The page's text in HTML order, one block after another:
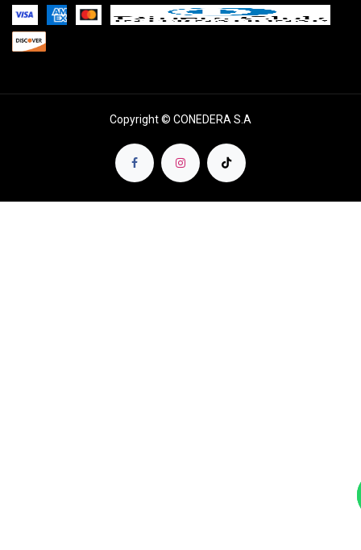
Copyright © CONEDERA S.A